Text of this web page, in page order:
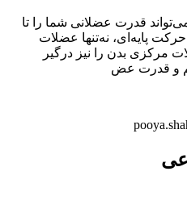
قدرت عضلانی شما را تا
حرکت پایه‌ای، نه‌تنها عضلات
مرکزی بدن را نیز درگیر
و قدرت عض